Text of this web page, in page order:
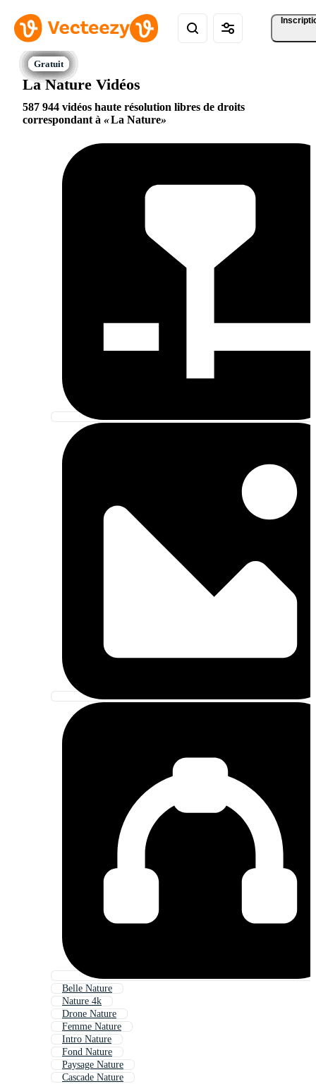
La Nature Vidéos
587 944 vidéos haute résolution libres de droits
correspondant à
La Nature
Belle Nature
Nature 4k
Drone Nature
Femme Nature
Intro Nature
Fond Nature
Paysage Nature
Cascade Nature